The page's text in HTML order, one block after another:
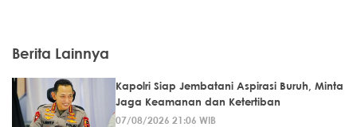
Berita Lainnya
Kapolri Siap Jembatani Aspirasi Buruh, Minta
Jaga Keamanan dan Ketertiban
07/08/2026 21:06 WIB